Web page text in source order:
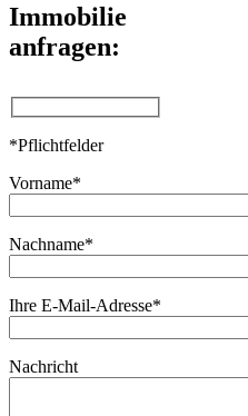
Immobilie
anfragen:
*Pflichtfelder
Vorname*
Nachname*
Ihre E-Mail-Adresse*
Nachricht